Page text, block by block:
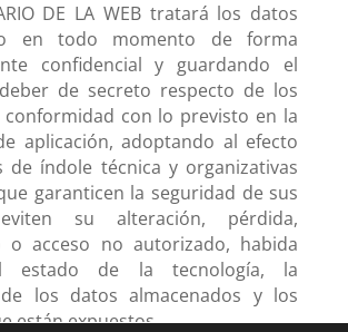
DE LA WEB tratará los datos
en todo momento de forma
confidencial y guardando el
de secreto respecto de los
conformidad con lo previsto en la
aplicación, adoptando al efecto
de índole técnica y organizativas
garanticen la seguridad de sus
su alteración, pérdida,
o acceso no autorizado, habida
estado de la tecnología, la
los datos almacenados y los
están expuestos.